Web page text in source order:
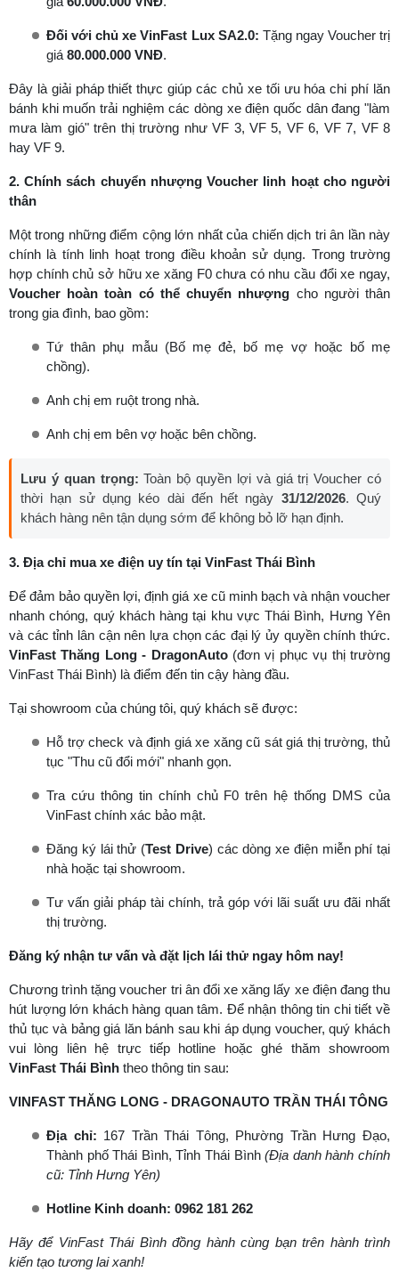
Đối với chủ xe VinFast Lux SA2.0: Tặng ngay Voucher trị
giá 80.000.000 VNĐ.
Đây là giải pháp thiết thực giúp các chủ xe tối ưu hóa chi phí lăn
bánh khi muốn trải nghiệm các dòng xe điện quốc dân đang "làm
mưa làm gió" trên thị trường như VF 3, VF 5, VF 6, VF 7, VF 8
hay VF 9.
2. Chính sách chuyển nhượng Voucher linh hoạt cho người
thân
Một trong những điểm cộng lớn nhất của chiến dịch tri ân lần này
chính là tính linh hoạt trong điều khoản sử dụng. Trong trường
hợp chính chủ sở hữu xe xăng F0 chưa có nhu cầu đổi xe ngay,
Voucher hoàn toàn có thể chuyển nhượng cho người thân
trong gia đình, bao gồm:
Tứ thân phụ mẫu (Bố mẹ đẻ, bố mẹ vợ hoặc bố mẹ
chồng).
Anh chị em ruột trong nhà.
Anh chị em bên vợ hoặc bên chồng.
Lưu ý quan trọng: Toàn bộ quyền lợi và giá trị Voucher có
thời hạn sử dụng kéo dài đến hết ngày 31/12/2026. Quý
khách hàng nên tận dụng sớm để không bỏ lỡ hạn định.
3. Địa chỉ mua xe điện uy tín tại VinFast Thái Bình
Để đảm bảo quyền lợi, định giá xe cũ minh bạch và nhận voucher
nhanh chóng, quý khách hàng tại khu vực Thái Bình, Hưng Yên
và các tỉnh lân cận nên lựa chọn các đại lý ủy quyền chính thức.
VinFast Thăng Long - DragonAuto(đơn vị phục vụ thị trường
VinFast Thái Bình) là điểm đến tin cậy hàng đầu.
Tại showroom của chúng tôi, quý khách sẽ được:
Hỗ trợ check và định giá xe xăng cũ sát giá thị trường, thủ
tục "Thu cũ đổi mới" nhanh gọn.
Tra cứu thông tin chính chủ F0 trên hệ thống DMS của
VinFast chính xác bảo mật.
Đăng ký lái thử (Test Drive) các dòng xe điện miễn phí tại
nhà hoặc tại showroom.
Tư vấn giải pháp tài chính, trả góp với lãi suất ưu đãi nhất
thị trường.
Đăng ký nhận tư vấn và đặt lịch lái thử ngay hôm nay!
Chương trình tặng voucher tri ân đổi xe xăng lấy xe điện đang thu
hút lượng lớn khách hàng quan tâm. Để nhận thông tin chi tiết về
thủ tục và bảng giá lăn bánh sau khi áp dụng voucher, quý khách
vui lòng liên hệ trực tiếp hotline hoặc ghé thăm showroom
VinFast Thái Bình theo thông tin sau:
VINFAST THĂNG LONG - DRAGONAUTO TRẦN THÁI TÔNG
Địa chỉ: 167 Trần Thái Tông, Phường Trần Hưng Đạo,
Thành phố Thái Bình, Tỉnh Thái Bình(Địa danh hành chính
cũ: Tỉnh Hưng Yên)
Hotline Kinh doanh: 0962 181 262
Hãy để VinFast Thái Bình đồng hành cùng bạn trên hành trình
kiến tạo tương lai xanh!